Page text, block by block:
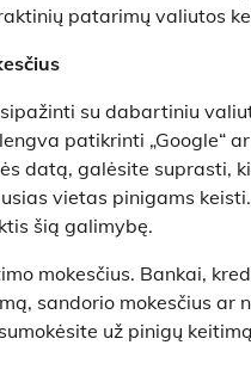
patarimų valiutos
su dabartiniu
patikrinti „Google“
datą, galėsite suprasti,
vietas pinigams
šią galimybę.
mokesčius. Bankai,
sandorio mokesčius ar
už pinigų